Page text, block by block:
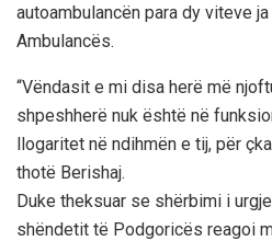
autoambulancën para dy viteve
Ambulancës.
“Vëndasit e mi disa herë më
shpeshherë nuk është në
llogaritet në ndihmën e tij, për
thotë Berishaj.
Duke theksuar se shërbimi i
shëndetit të Podgoricës reagoi